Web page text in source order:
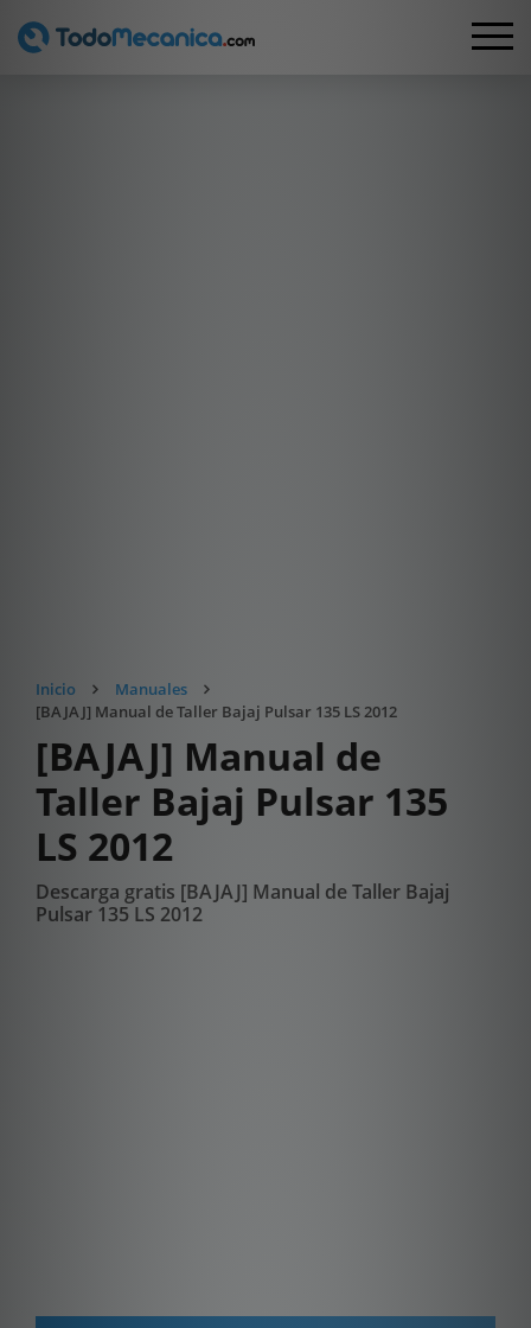
Inicio
Manuales
[BAJAJ] Manual de Taller Bajaj Pulsar 135 LS 2012
[BAJAJ] Manual de
Taller Bajaj Pulsar 135
LS 2012
Descarga gratis [BAJAJ] Manual de Taller Bajaj
Pulsar 135 LS 2012